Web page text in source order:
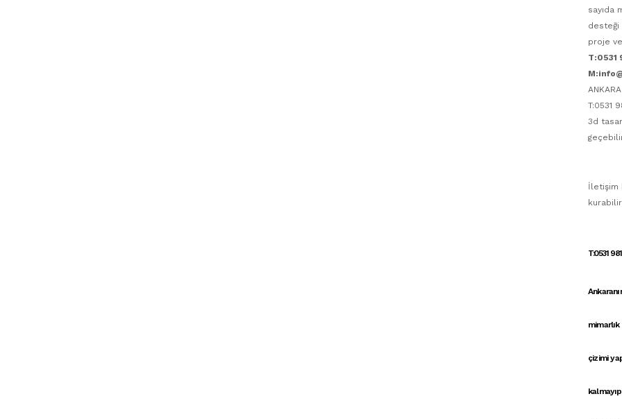
sayıda
desteği
proje
T:0531
T:0531
3d
İletişim
T:0531
mimarlık
çizimi